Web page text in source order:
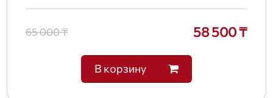
65 000 ₸ 58 500 ₸
В корзину